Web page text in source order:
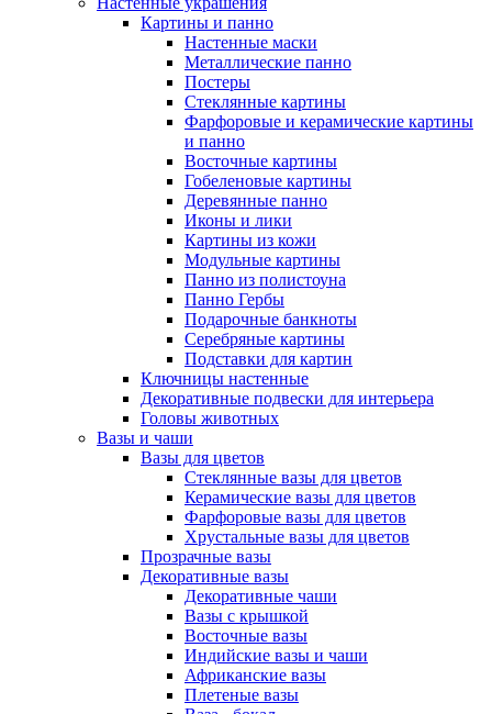
Картины и панно
Настенные маски
Металлические панно
Постеры
Стеклянные картины
Фарфоровые и керамические картины
и панно
Восточные картины
Гобеленовые картины
Деревянные панно
Иконы и лики
Картины из кожи
Модульные картины
Панно из полистоуна
Панно Гербы
Подарочные банкноты
Серебряные картины
Подставки для картин
Ключницы настенные
Декоративные подвески для интерьера
Головы животных
Вазы и чаши
Вазы для цветов
Стеклянные вазы для цветов
Керамические вазы для цветов
Фарфоровые вазы для цветов
Хрустальные вазы для цветов
Прозрачные вазы
Декоративные вазы
Декоративные чаши
Вазы с крышкой
Восточные вазы
Индийские вазы и чаши
Африканские вазы
Плетеные вазы